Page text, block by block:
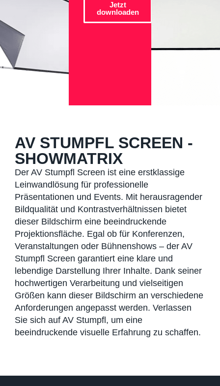
Jetzt
downloaden
AV STUMPFL SCREEN -
SHOWMATRIX
Der AV Stumpfl Screen ist eine erstklassige
Leinwandlösung für professionelle
Präsentationen und Events. Mit herausragender
Bildqualität und Kontrastverhältnissen bietet
dieser Bildschirm eine beeindruckende
Projektionsfläche. Egal ob für Konferenzen,
Veranstaltungen oder Bühnenshows – der AV
Stumpfl Screen garantiert eine klare und
lebendige Darstellung Ihrer Inhalte. Dank seiner
hochwertigen Verarbeitung und vielseitigen
Größen kann dieser Bildschirm an verschiedene
Anforderungen angepasst werden. Verlassen
Sie sich auf AV Stumpfl, um eine
beeindruckende visuelle Erfahrung zu schaffen.